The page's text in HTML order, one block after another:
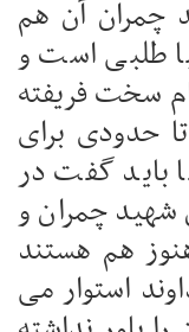
چمران آن هم
طلبی است و
سخت فریفته
حدودی برای
باید گفت در
چمران و
هم هستند
استوار می